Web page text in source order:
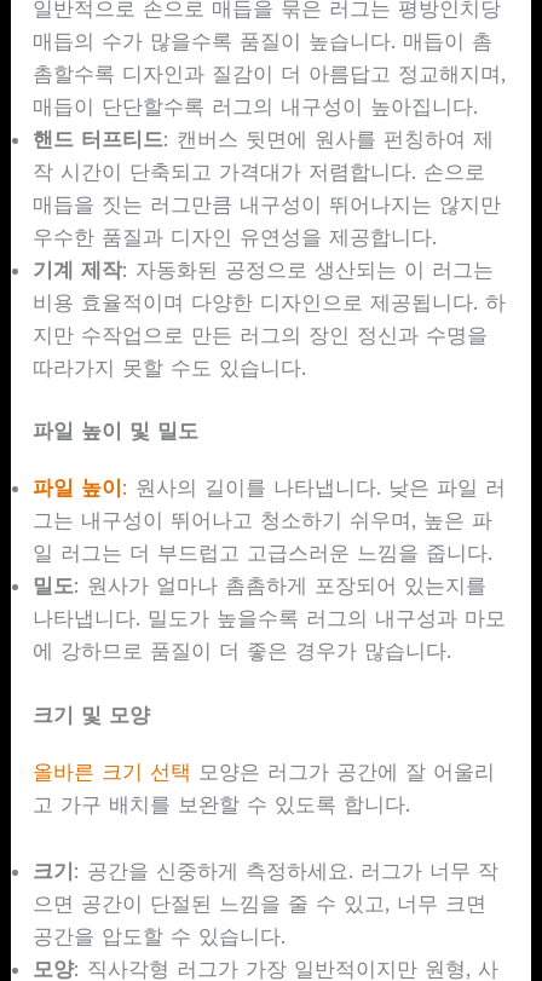
일반적으로 손으로 매듭을 묶은 러그는 평방인치당
매듭의 수가 많을수록 품질이 높습니다. 매듭이 촘
촘할수록 디자인과 질감이 더 아름답고 정교해지며,
매듭이 단단할수록 러그의 내구성이 높아집니다.
핸드 터프티드: 캔버스 뒷면에 원사를 펀칭하여 제
작 시간이 단축되고 가격대가 저렴합니다. 손으로
매듭을 짓는 러그만큼 내구성이 뛰어나지는 않지만
우수한 품질과 디자인 유연성을 제공합니다.
기계 제작: 자동화된 공정으로 생산되는 이 러그는
비용 효율적이며 다양한 디자인으로 제공됩니다. 하
지만 수작업으로 만든 러그의 장인 정신과 수명을
따라가지 못할 수도 있습니다.
파일 높이 및 밀도
파일 높이 : 원사의 길이를 나타냅니다. 낮은 파일 러
그는 내구성이 뛰어나고 청소하기 쉬우며, 높은 파
일 러그는 더 부드럽고 고급스러운 느낌을 줍니다.
밀도: 원사가 얼마나 촘촘하게 포장되어 있는지를
나타냅니다. 밀도가 높을수록 러그의 내구성과 마모
에 강하므로 품질이 더 좋은 경우가 많습니다.
크기 및 모양
올바른 크기 선택 모양은 러그가 공간에 잘 어울리
고 가구 배치를 보완할 수 있도록 합니다.
크기 : 공간을 신중하게 측정하세요. 러그가 너무 작
으면 공간이 단절된 느낌을 줄 수 있고, 너무 크면
공간을 압도할 수 있습니다.
모양: 직사각형 러그가 가장 일반적이지만 원형, 사